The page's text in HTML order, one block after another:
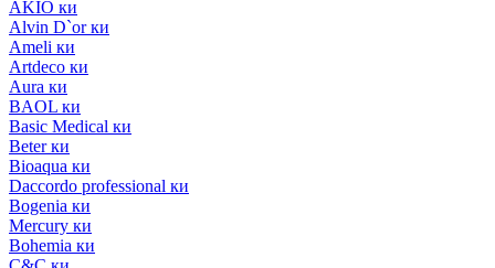
AKIO ки
Alvin D`or ки
Ameli ки
Artdeco ки
Aura ки
BAOL ки
Basic Medical ки
Beter ки
Bioaqua ки
Daccordo professional ки
Bogenia ки
Mercury ки
Bohemia ки